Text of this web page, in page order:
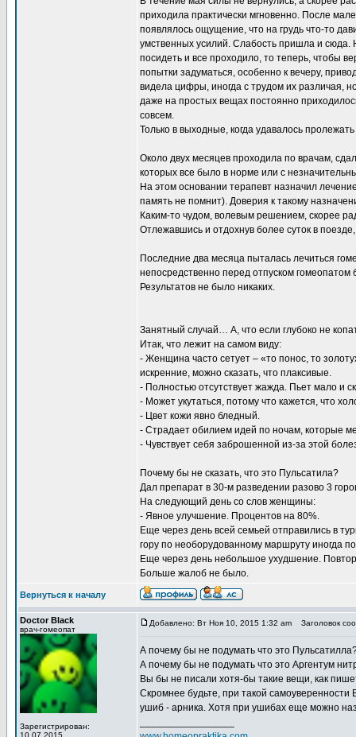
приходила практически мгновенно. После
появлялось ощущение, что на грудь что-то
умственных усилий. Слабость пришла и сюда.
посидеть и все проходило, то теперь, чтобы
попытки задуматься, особенно к вечеру,
видела цифры, иногда с трудом их различая,
даже на простых вещах постоянно
совсем.
Только в выходные, когда удавалось
Около двух месяцев проходила по врачам,
которых все было в норме или с
На этом основании терапевт назначил
память не помнит). Доверия к такому
Каким-то чудом, волевым решением, скорее
Отлежавшись и отдохнув более суток в
Последние два месяца пыталась лечиться
непосредственно перед отпуском
Результатов не было никаких.
Занятный случай… А, что если глубоко не
Итак, что лежит на самом виду:
- Женщина часто сетует – «то понос, то
искренние, можно сказать, что плаксивые.
- Полностью отсутствует жажда. Пьет мало и
- Может укутаться, потому что кажется, что
- Цвет кожи явно бледный.
- Страдает обилием идей по ночам, которые
- Чувствует себя заброшенной из-за этой
Почему бы не сказать, что это Пульсатила?
Дал препарат в 30-м разведении разово 3
На следующий день со слов женщины:
- Явное улучшение. Процентов на 80%.
Еще через день всей семьей отправились в
гору по необорудованному маршруту иногда
Еще через день небольшое ухудшение.
Больше жалоб не было.
Вернуться к началу
Doctor Black
врач-гомеопат
Зарегистрирован:
10.07.2015
Добавлено: Вт Ноя 10, 2015 1:32 am Заголовок
А почему бы не подумать что это
А почему бы не подумать что это Аргентум
Вы бы не писали хотя-бы такие вещи, как
Скромнее будьте, при такой
ушиб - арника. Хотя при ушибах еще можно